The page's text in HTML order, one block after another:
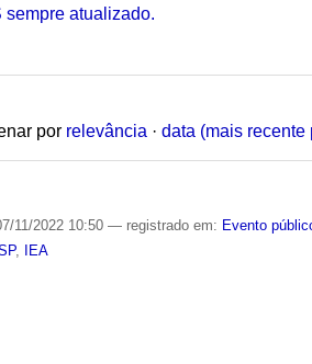
sempre atualizado.
por relevância · data (mais recente
11/2022 10:50— registrado em: Evento
, IEA